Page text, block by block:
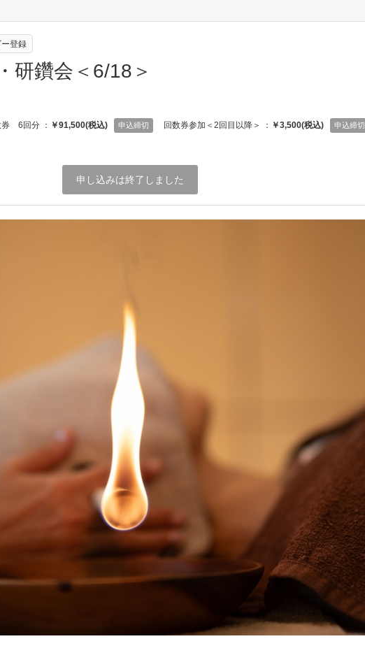
登録
研鑽会＜6/18＞
券 6回分 ： ￥91,500(税込) 申込締切 回数券参加＜2回目以降＞ ： ￥3,500(税込) 申込締切
申し込みは終了しました